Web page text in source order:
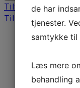
Tilføj til
Tilføj til
de har
tjenester.
samtykke til
Læs mere
behandling